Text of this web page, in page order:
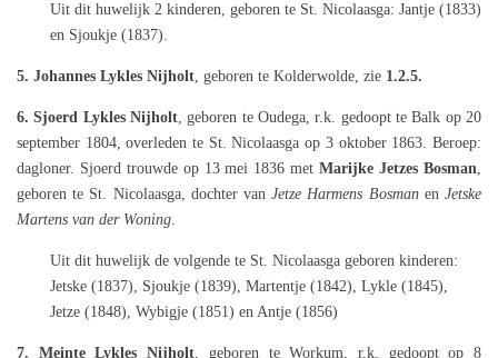
Uit dit huwelijk 2 kinderen, geboren te St. Nicolaasga: Jantje (1833)
en Sjoukje (1837).
5. Johannes Lykles Nijholt, geboren te Kolderwolde, zie 1.2.5.
6. Sjoerd Lykles Nijholt, geboren te Oudega, r.k. gedoopt te Balk op 20
september 1804, overleden te St. Nicolaasga op 3 oktober 1863. Beroep:
dagloner. Sjoerd trouwde op 13 mei 1836 metMarijke Jetzes Bosman,
geboren te St. Nicolaasga, dochter van Jetze Harmens Bosman en Jetske
Martens van der Woning.
Uit dit huwelijk de volgende te St. Nicolaasga geboren kinderen:
Jetske (1837), Sjoukje (1839), Martentje (1842), Lykle (1845),
Jetze (1848), Wybigje (1851) en Antje (1856)
7. Meinte Lykles Nijholt, geboren te Workum, r.k. gedoopt op 8